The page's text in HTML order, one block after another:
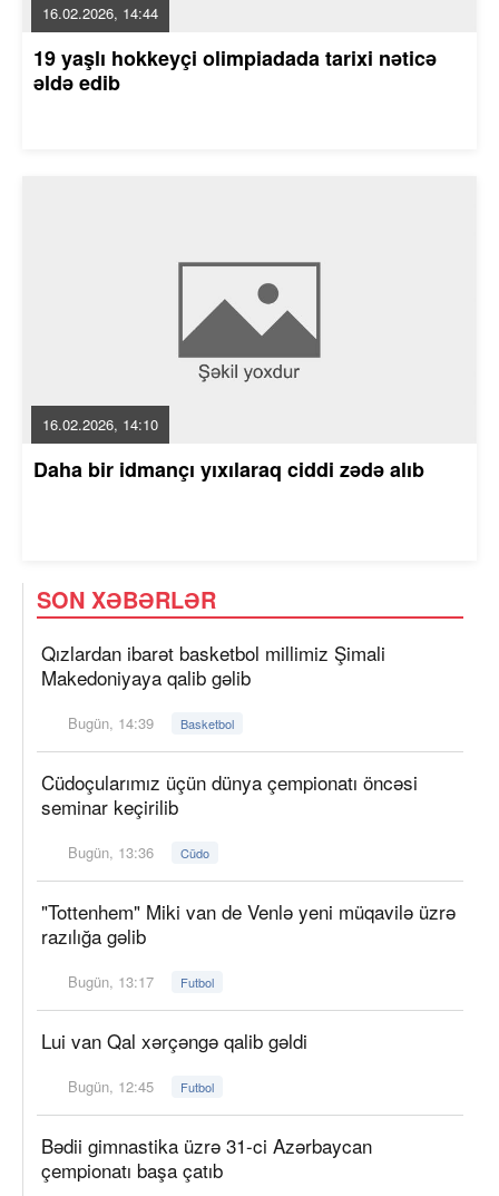
16.02.2026, 14:44
19 yaşlı hokkeyçi olimpiadada tarixi nəticə
əldə edib
16.02.2026, 14:10
Daha bir idmançı yıxılaraq ciddi zədə alıb
SON XƏBƏRLƏR
Qızlardan ibarət basketbol millimiz Şimali
Makedoniyaya qalib gəlib
Bugün, 14:39 Basketbol
Cüdoçularımız üçün dünya çempionatı öncəsi
seminar keçirilib
Bugün, 13:36 Cüdo
"Tottenhem" Miki van de Venlə yeni müqavilə üzrə
razılığa gəlib
Bugün, 13:17 Futbol
Lui van Qal xərçəngə qalib gəldi
Bugün, 12:45 Futbol
Bədii gimnastika üzrə 31-ci Azərbaycan
çempionatı başa çatıb